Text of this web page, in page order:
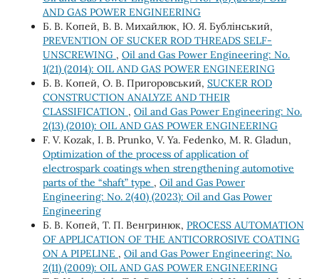
AND GAS POWER ENGINEERING
Б. В. Копей, В. В. Михайлюк, Ю. Я. Бублінський,
PREVENTION OF SUCKER ROD THREADS SELF-
UNSCREWING , Oil and Gas Power Engineering: No.
1(21) (2014): OIL AND GAS POWER ENGINEERING
Б. В. Копей, О. В. Пригоровський, SUCKER ROD
CONSTRUCTION ANALYZE AND THEIR
CLASSIFICATION , Oil and Gas Power Engineering: No.
2(13) (2010): OIL AND GAS POWER ENGINEERING
F. V. Kozak, I. B. Prunko, V. Ya. Fedenko, M. R. Gladun,
Optimization of the process of application of
electrospark coatings when strengthening automotive
parts of the “shaft” type , Oil and Gas Power
Engineering: No. 2(40) (2023): Oil and Gas Power
Engineering
Б. В. Копей, Т. П. Венгринюк, PROCESS AUTOMATION
OF APPLICATION OF THE ANTICORROSIVE COATING
ON A PIPELINE , Oil and Gas Power Engineering: No.
2(11) (2009): OIL AND GAS POWER ENGINEERING